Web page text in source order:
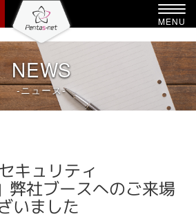
MENU
NEWS
-ニュース-
キュリティ
弊社ブースへのご来場
いました